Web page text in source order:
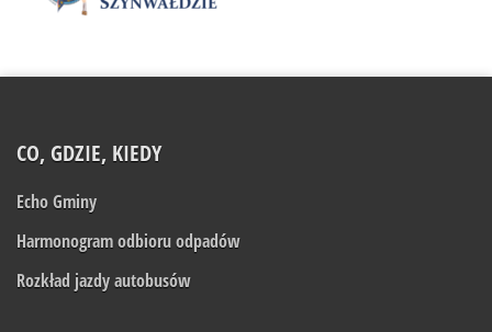
CO, GDZIE, KIEDY
Echo Gminy
Harmonogram odbioru odpadów
Rozkład jazdy autobusów